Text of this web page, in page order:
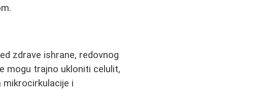
zdrave ishrane, redovnog
mogu trajno ukloniti celulit,
mikrocirkulacije i